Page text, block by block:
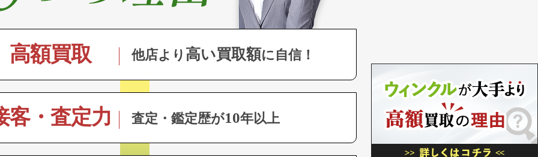
高額買取 他店より 高い買取額に自信！
客・査定力 査定・鑑定歴が10年以上